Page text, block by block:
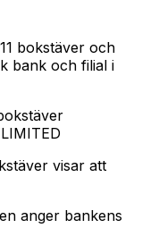
bokstäver och
bank och filial i
visar att
anger bankens